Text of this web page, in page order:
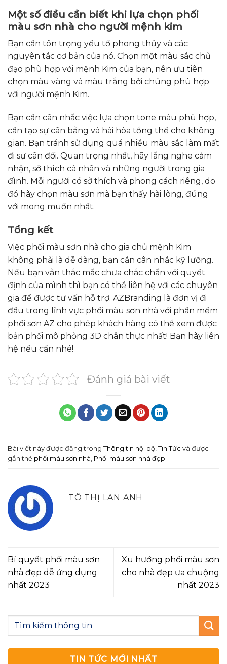
Một số điều cần biết khi lựa chọn phối
màu sơn nhà cho người mệnh kim
Bạn cần tôn trọng yếu tố phong thủy và các
nguyên tắc cơ bản của nó. Chọn một màu sắc chủ
đạo phù hợp với mệnh Kim của bạn, nên ưu tiên
chọn màu vàng và màu trắng bởi chúng phù hợp
với người mệnh Kim.
Bạn cần cân nhắc việc lựa chọn tone màu phù hợp,
cần tạo sự cân bằng và hài hòa tổng thể cho không
gian. Bạn tránh sử dụng quá nhiều màu sắc làm mất
đi sự cân đối. Quan trọng nhất, hãy lắng nghe cảm
nhận, sở thích cá nhân và những người trong gia
đình. Mỗi người có sở thích và phong cách riêng, do
đó hãy chọn màu sơn mà bạn thấy hài lòng, đúng
với mong muốn nhất.
Tổng kết
Việc phối màu sơn nhà cho gia chủ mệnh Kim
không phải là dễ dàng, bạn cần cân nhắc kỹ lưỡng.
Nếu bạn vẫn thắc mắc chưa chắc chắn với quyết
định của mình thì bạn có thể liên hệ với các chuyên
gia để được tư vấn hỗ trợ. AZBranding là đơn vị đi
đầu trong lĩnh vực phối màu sơn nhà với phần mềm
phối sơn AZ cho phép khách hàng có thể xem được
bản phối mô phỏng 3D chân thực nhất! Bạn hãy liên
hệ nếu cần nhé!
Đánh giá bài viết
Bài viết này được đăng trong Thông tin nội bộ, Tin Tức và được
gắn thẻ phối màu sơn nhà, Phối màu sơn nhà đẹp.
TÔ THỊ LAN ANH
Bí quyết phối màu sơn
nhà đẹp dễ ứng dụng
nhất 2023
Xu hướng phối màu sơn
cho nhà đẹp ưa chuộng
nhất 2023
TIN TỨC MỚI NHẤT